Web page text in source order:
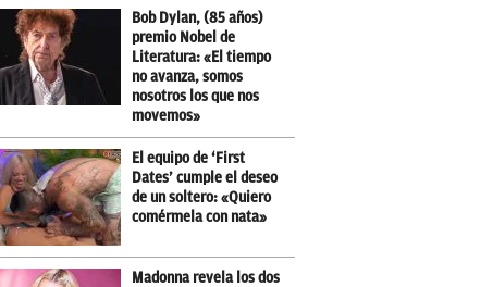
Bob Dylan, (85 años)
premio Nobel de
Literatura: «El tiempo
no avanza, somos
nosotros los que nos
movemos»
El equipo de ‘First
Dates’ cumple el deseo
de un soltero: «Quiero
comérmela con nata»
Madonna revela los dos